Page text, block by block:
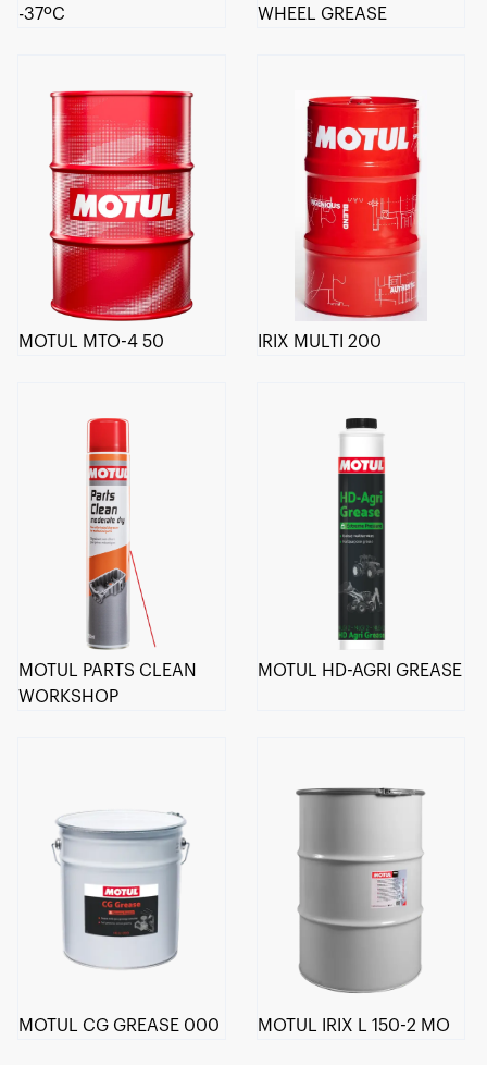
-37ºC
WHEEL GREASE
MOTUL MTO-4 50 IRIX MULTI 200
MOTUL PARTS CLEAN
WORKSHOP
MOTUL HD-AGRI GREASE
MOTUL CG GREASE 000 MOTUL IRIX L 150-2 MO